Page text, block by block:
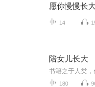
愿你慢慢长大
14
陪女儿长大
180